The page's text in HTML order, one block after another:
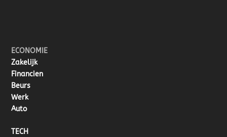
ECONOMIE
Zakelijk
Financien
Beurs
Werk
Auto
TECH